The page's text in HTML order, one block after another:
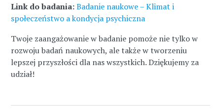
Link do badania: Badanie naukowe – Klimat i
społeczeństwo a kondycja psychiczna
Twoje zaangażowanie w badanie pomoże nie tylko w
rozwoju badań naukowych, ale także w tworzeniu
lepszej przyszłości dla nas wszystkich. Dziękujemy za
udział!